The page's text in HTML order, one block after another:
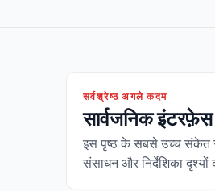
सर्वश्रेष्ठ अगले कदम
सार्वजनिक
इस पृष्ठ के सबसे उच्च संकेत
संसाधन और निर्देशिका